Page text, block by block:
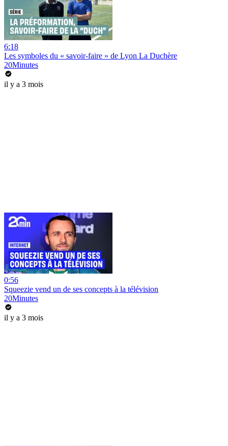
6:18
Les symboles du « savoir-faire » de Lyon La Duchère
20Minutes
il y a 3 mois
0:56
Squeezie vend un de ses concepts à la télévision
20Minutes
il y a 3 mois